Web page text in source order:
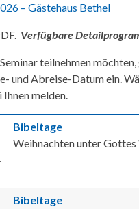
– Gästehaus Bethel
Verfügbare
teilnehmen
und Abreise-Datum ein.
Ihnen melden.
Bibeltage
Weihnachten unter
Bibeltage